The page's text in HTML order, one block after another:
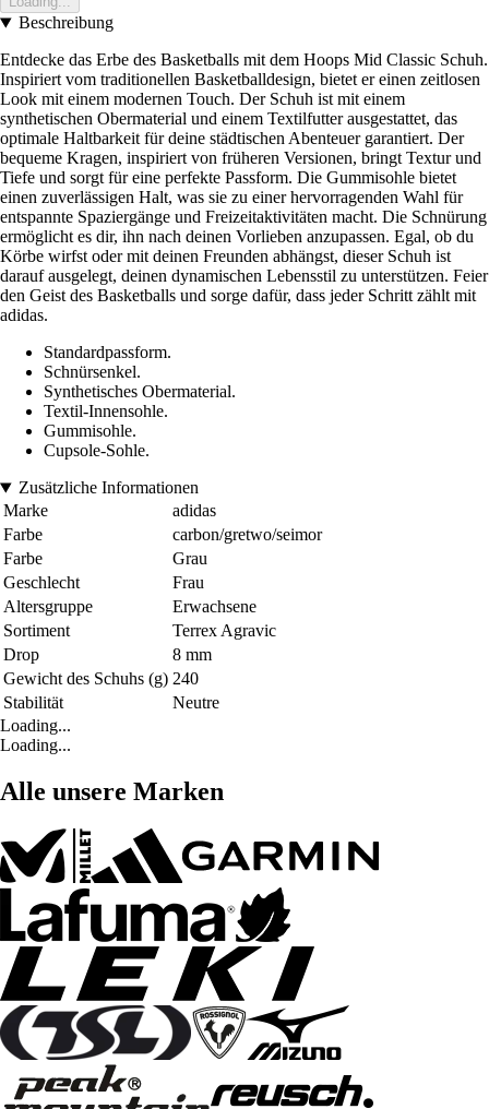
Beschreibung
Entdecke das Erbe des Basketballs mit dem Hoops Mid Classic Schuh.
Inspiriert vom traditionellen Basketballdesign, bietet er einen zeitlosen
Look mit einem modernen Touch. Der Schuh ist mit einem
synthetischen Obermaterial und einem Textilfutter ausgestattet, das
optimale Haltbarkeit für deine städtischen Abenteuer garantiert. Der
bequeme Kragen, inspiriert von früheren Versionen, bringt Textur und
Tiefe und sorgt für eine perfekte Passform. Die Gummisohle bietet
einen zuverlässigen Halt, was sie zu einer hervorragenden Wahl für
entspannte Spaziergänge und Freizeitaktivitäten macht. Die Schnürung
ermöglicht es dir, ihn nach deinen Vorlieben anzupassen. Egal, ob du
Körbe wirfst oder mit deinen Freunden abhängst, dieser Schuh ist
darauf ausgelegt, deinen dynamischen Lebensstil zu unterstützen. Feier
den Geist des Basketballs und sorge dafür, dass jeder Schritt zählt mit
adidas.
Standardpassform.
Schnürsenkel.
Synthetisches Obermaterial.
Textil-Innensohle.
Gummisohle.
Cupsole-Sohle.
Zusätzliche Informationen
Marke
adidas
Farbe
carbon/gretwo/seimor
Farbe
Grau
Geschlecht
Frau
Altersgruppe
Erwachsene
Sortiment
Terrex Agravic
Drop
8 mm
Gewicht des Schuhs (g) 240
Stabilität
Neutre
Loading...
Loading...
Alle unsere Marken